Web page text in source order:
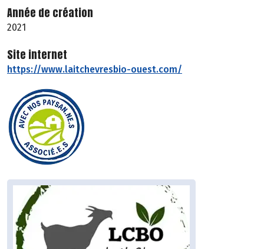
Année de création
2021
Site internet
https://www.laitchevresbio-ouest.com/